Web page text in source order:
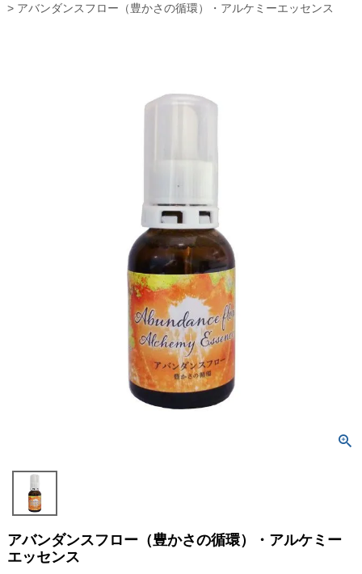
アバンダンスフロー（豊かさの循環）・アルケミーエッセンス
アバンダンスフロー（豊かさの循環）・アルケミー
エッセンス